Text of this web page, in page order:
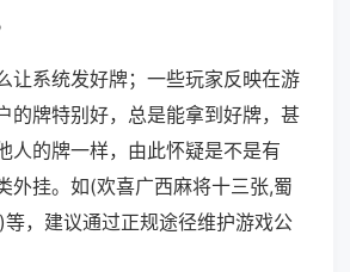
让系统发好牌；一些玩家反映在游
的牌特别好，总是能拿到好牌，甚
人的牌一样，由此怀疑是不是有
外挂。如(欢喜广西麻将十三张,蜀
，建议通过正规途径维护游戏公